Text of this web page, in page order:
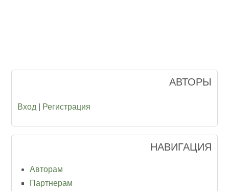
АВТОРЫ
Вход Регистрация
НАВИГАЦИЯ
Авторам
Партнерам